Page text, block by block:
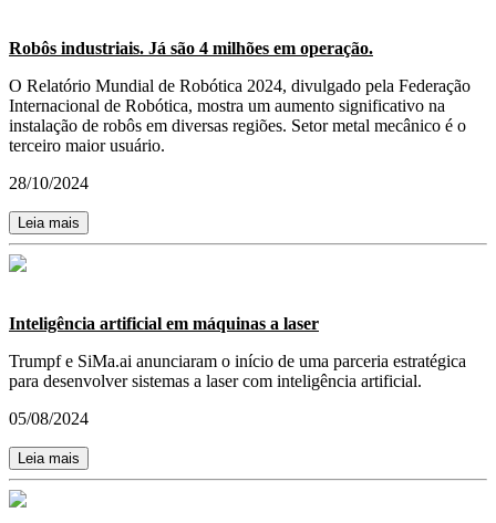
Robôs industriais. Já são 4 milhões em operação.
O Relatório Mundial de Robótica 2024, divulgado pela Federação
Internacional de Robótica, mostra um aumento significativo na
instalação de robôs em diversas regiões. Setor metal mecânico é o
terceiro maior usuário.
28/10/2024
Leia mais
Inteligência artificial em máquinas a laser
Trumpf e SiMa.ai anunciaram o início de uma parceria estratégica
para desenvolver sistemas a laser com inteligência artificial.
05/08/2024
Leia mais